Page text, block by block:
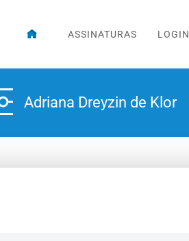
ASSINATURAS LOGIN
Adriana Dreyzin de Klor